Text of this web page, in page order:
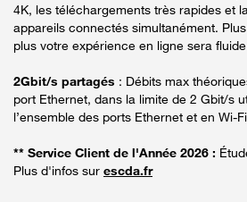
4K, les téléchargements très rapides et
appareils connectés simultanément.
plus votre expérience en ligne sera
2Gbit/s partagés : Débits max
port Ethernet, dans la limite de 2 Gbit/s
l’ensemble des ports Ethernet et en Wi-
** Service Client de l'Année 2026 :
Plus d'infos sur escda.fr